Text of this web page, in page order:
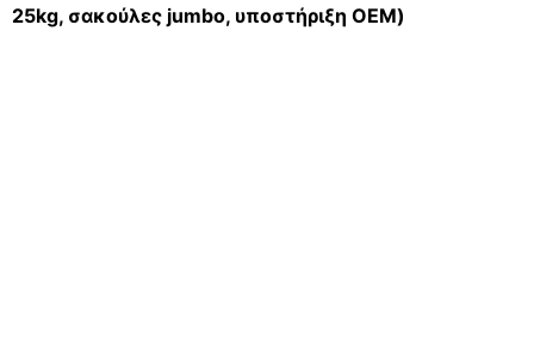
25kg, σακούλες jumbo, υποστήριξη OEM)